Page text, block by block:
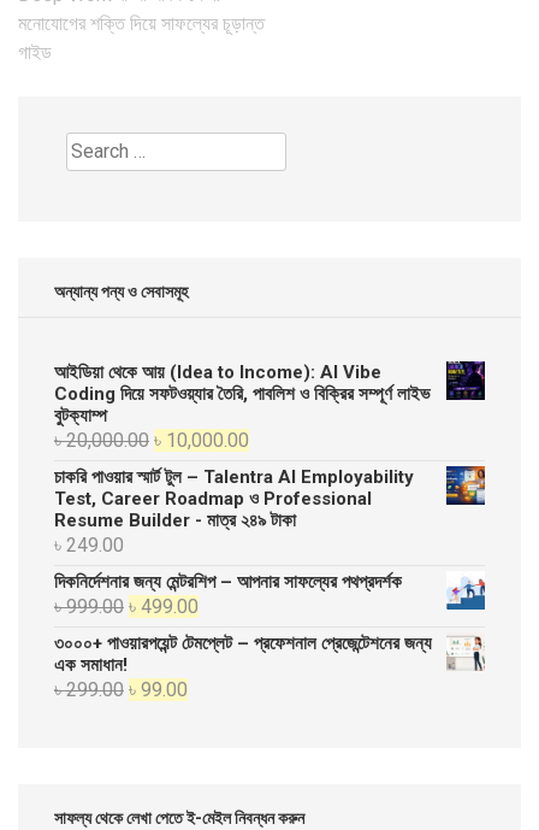
navigation
মনোযোগের শক্তি দিয়ে সাফল্যের চূড়ান্ত
গাইড
Search
for:
অন্যান্য পন্য ও সেবাসমূহ
আইডিয়া থেকে আয় (Idea to Income): AI Vibe
Coding দিয়ে সফটওয়্যার তৈরি, পাবলিশ ও বিক্রির সম্পূর্ণ লাইভ
বুটক্যাম্প
৳20,000.00 Original
price
was:
৳ 20,000.00.
৳ 10,000.00
price
is:
৳ 10,000.00.
চাকরি পাওয়ার স্মার্ট টুল – Talentra AI Employability
Test, Career Roadmap ও Professional
Resume Builder - মাত্র ২৪৯ টাকা
৳ 249.00
দিকনির্দেশনার জন্য মেন্টরশিপ – আপনার সাফল্যের পথপ্রদর্শক
৳999.00 Original
price
৳ 999.00.
৳ 499.00
price
৩০০০+ পাওয়ারপয়েন্ট টেমপ্লেট – প্রফেশনাল প্রেজেন্টেশনের জন্য
এক সমাধান!
৳299.00 Original
৳ 99.00
সাফল্য থেকে লেখা পেতে ই-মেইল নিবন্ধন করুন